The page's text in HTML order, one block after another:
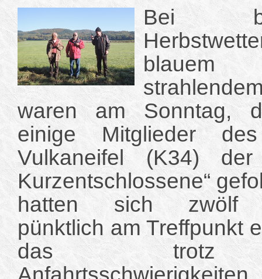
Bei
blauem
waren am Sonntag,
einige Mitglieder des
Vulkaneifel (K34)
Kurzentschlossene“
hatten sich zwölf
pünktlich am Treffpunkt
das trotz